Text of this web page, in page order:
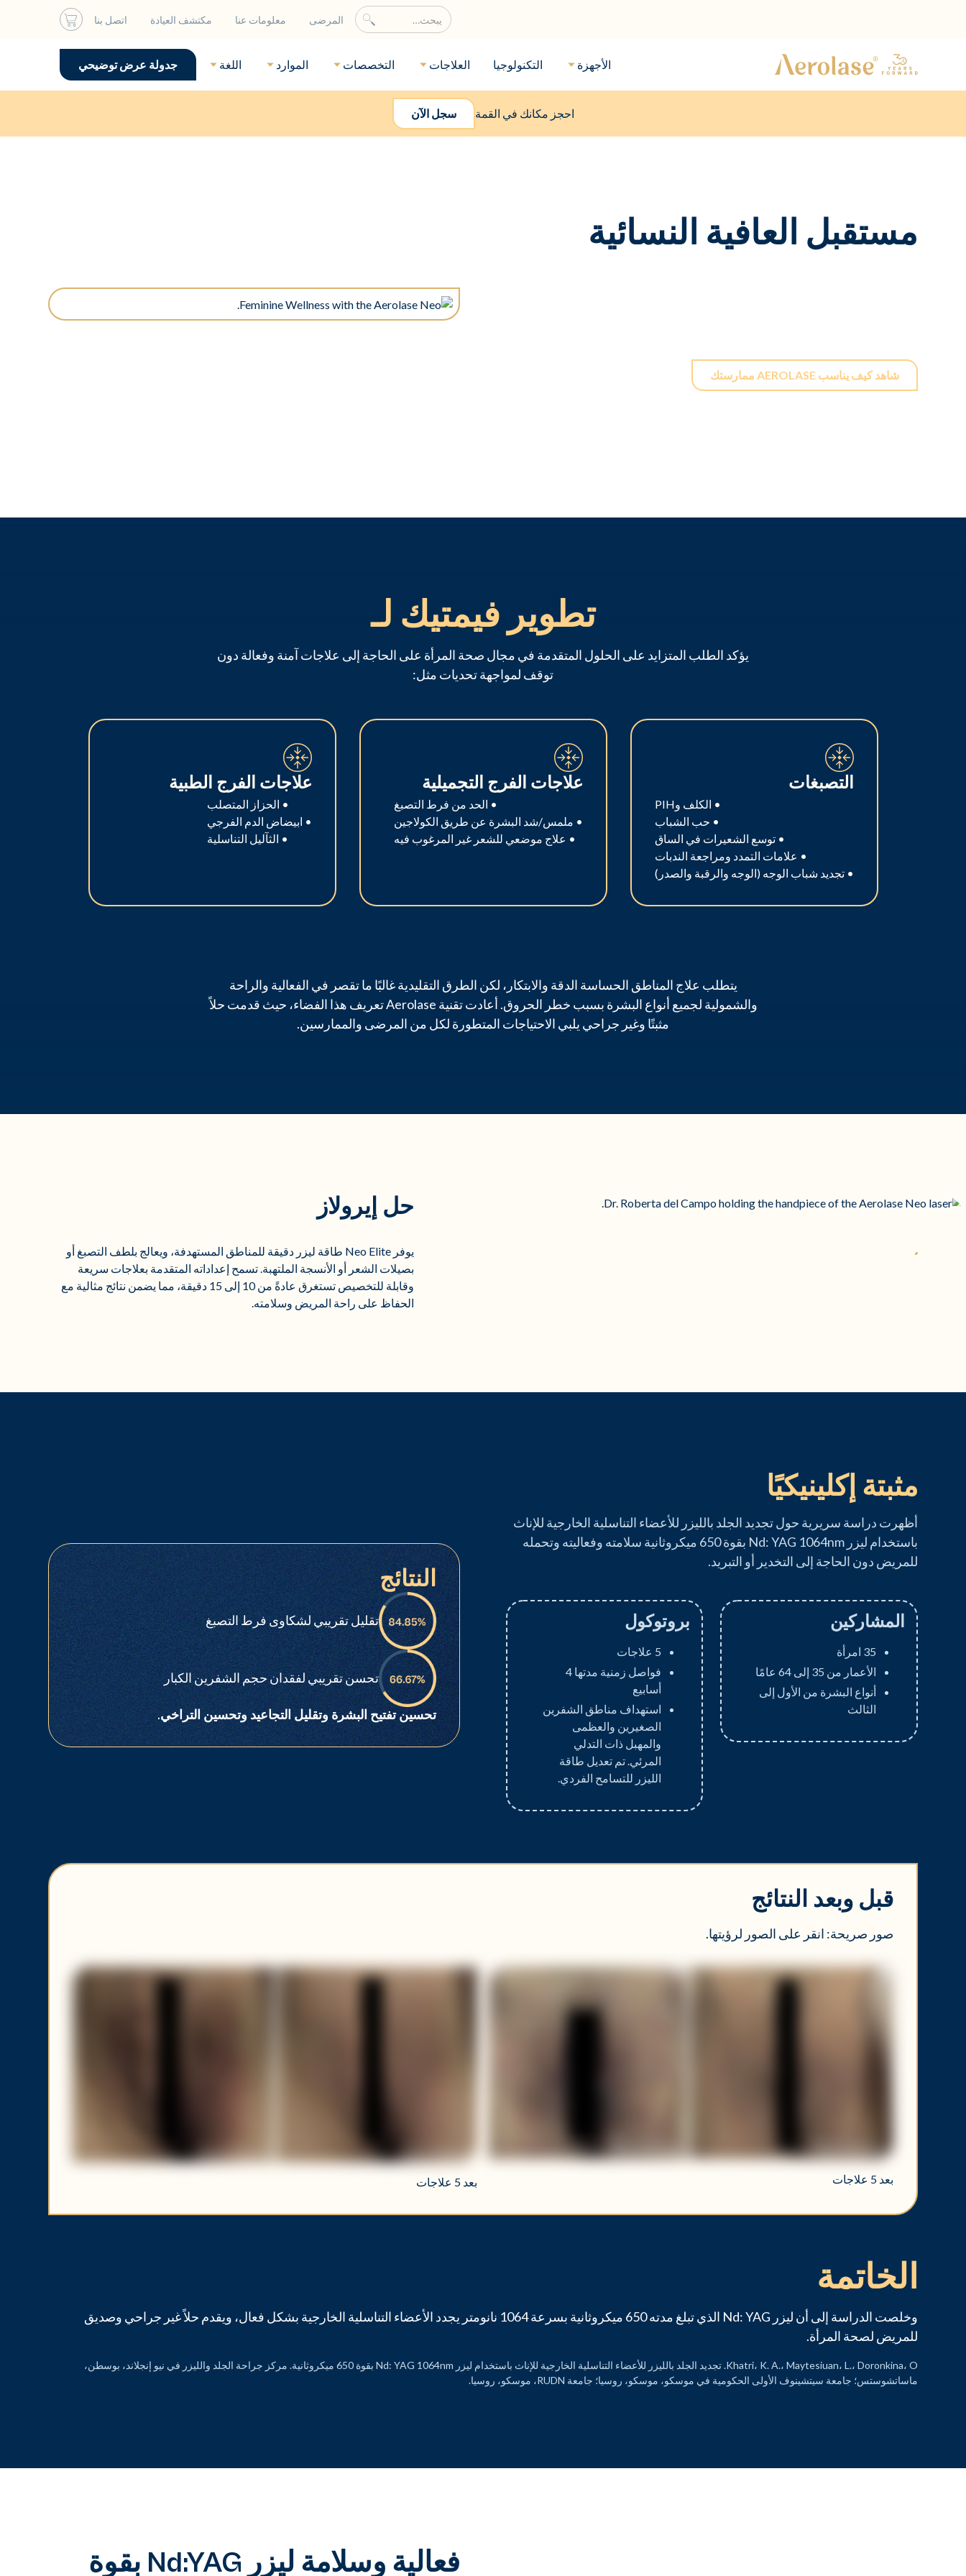
المرضى معلومات عنا مكتشف العيادة اتصل بنا
الأجهزة التكنولوجيا العلاجات التخصصات الموارد اللغة جدولة عرض توضيحي
احجز مكانك في القمة سجل الآن
مستقبل العافية النسائية
شاهد كيف يناسب AEROLASE ممارستك
تطوير فيمتيك لـ
يؤكد الطلب المتزايد على الحلول المتقدمة في مجال صحة المرأة على الحاجة إلى علاجات آمنة وفعالة دون
توقف لمواجهة تحديات مثل:
التصبغات
• الكلف وPIH
• حب الشباب
• توسع الشعيرات في الساق
• علامات التمدد ومراجعة الندبات
• تجديد شباب الوجه (الوجه والرقبة والصدر)
علاجات الفرج التجميلية
• الحد من فرط التصبغ
• ملمس/شد البشرة عن طريق الكولاجين
• علاج موضعي للشعر غير المرغوب فيه
علاجات الفرج الطبية
• الحزاز المتصلب
• ابيضاض الدم الفرجي
• الثآليل التناسلية
يتطلب علاج المناطق الحساسة الدقة والابتكار، لكن الطرق التقليدية غالبًا ما تقصر في الفعالية والراحة
والشمولية لجميع أنواع البشرة بسبب خطر الحروق. أعادت تقنية Aerolase تعريف هذا الفضاء، حيث قدمت حلاً
مثبتًا وغير جراحي يلبي الاحتياجات المتطورة لكل من المرضى والممارسين.
حل إيرولاز
يوفر Neo Elite طاقة ليزر دقيقة للمناطق المستهدفة، ويعالج بلطف التصبغ أو
بصيلات الشعر أو الأنسجة الملتهبة. تسمح إعداداته المتقدمة بعلاجات سريعة
وقابلة للتخصيص تستغرق عادةً من 10 إلى 15 دقيقة، مما يضمن نتائج مثالية مع
الحفاظ على راحة المريض وسلامته.
مثبتة إكلينيكيًا
أظهرت دراسة سريرية حول تجديد الجلد بالليزر للأعضاء التناسلية الخارجية للإناث
باستخدام ليزر Nd: YAG 1064nm بقوة 650 ميكروثانية سلامته وفعاليته وتحمله
للمريض دون الحاجة إلى التخدير أو التبريد.
المشاركين
35 امرأة
الأعمار من 35 إلى 64 عامًا
أنواع البشرة من الأول إلى
الثالث
بروتوكول
5 علاجات
فواصل زمنية مدتها 4
أسابيع
استهداف مناطق الشفرين
الصغيرين والعظمى
والمهبل ذات التدلي
المرئي. تم تعديل طاقة
الليزر للتسامح الفردي.
النتائج
تقليل تقريبي لشكاوى فرط التصبغ
تحسن تقريبي لفقدان حجم الشفرين الكبار
تحسين تفتيح البشرة وتقليل التجاعيد وتحسين التراخي.
قبل وبعد النتائج
صور صريحة: انقر على الصور لرؤيتها.
بعد 5 علاجات بعد 5 علاجات
الخاتمة
وخلصت الدراسة إلى أن ليزر Nd: YAG الذي تبلغ مدته 650 ميكروثانية بسرعة 1064 نانومتر يجدد الأعضاء التناسلية الخارجية بشكل فعال، ويقدم حلاً غير جراحي وصديق
للمريض لصحة المرأة.
Khatri، K. A.، Maytesiuan، L.، Doronkina، O. تجديد الجلد بالليزر للأعضاء التناسلية الخارجية للإناث باستخدام ليزر Nd: YAG 1064nm بقوة 650 ميكروثانية. مركز جراحة الجلد والليزر في نيو إنجلاند، بوسطن،
ماساتشوستس؛ جامعة سيتشينوف الأولى الحكومية في موسكو، موسكو، روسيا؛ جامعة RUDN، موسكو، روسيا.
فعالية وسلامة ليزر Nd:YAG بقوة